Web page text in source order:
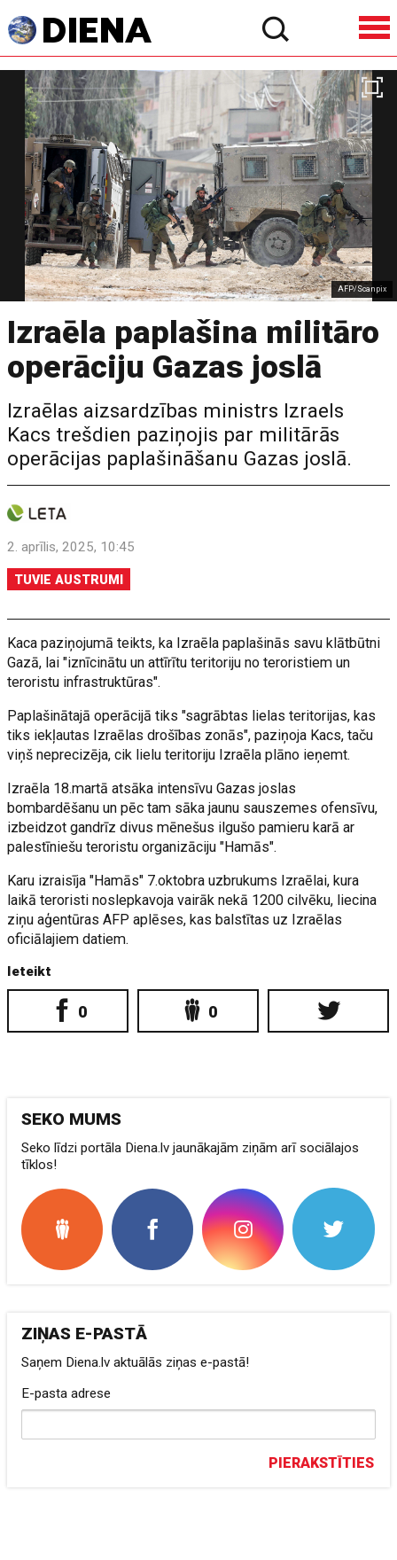
AFP/Scanpix
Izraēla paplašina militāro
operāciju Gazas joslā
Izraēlas aizsardzības ministrs Izraels
Kacs trešdien paziņojis par militārās
operācijas paplašināšanu Gazas joslā.
2. aprīlis, 2025, 10:45
TUVIE AUSTRUMI
Kaca paziņojumā teikts, ka Izraēla paplašinās savu klātbūtni
Gazā, lai "iznīcinātu un attīrītu teritoriju no teroristiem un
teroristu infrastruktūras".
Paplašinātajā operācijā tiks "sagrābtas lielas teritorijas, kas
tiks iekļautas Izraēlas drošības zonās", paziņoja Kacs, taču
viņš neprecizēja, cik lielu teritoriju Izraēla plāno ieņemt.
Izraēla 18.martā atsāka intensīvu Gazas joslas
bombardēšanu un pēc tam sāka jaunu sauszemes ofensīvu,
izbeidzot gandrīz divus mēnešus ilgušo pamieru karā ar
palestīniešu teroristu organizāciju "Hamās".
Karu izraisīja "Hamās" 7.oktobra uzbrukums Izraēlai, kura
laikā teroristi noslepkavoja vairāk nekā 1200 cilvēku, liecina
ziņu aģentūras AFP aplēses, kas balstītas uz Izraēlas
oficiālajiem datiem.
Ieteikt
0 0
SEKO MUMS
Seko līdzi portāla Diena.lv jaunākajām ziņām arī sociālajos
tīklos!
ZIŅAS E-PASTĀ
Saņem Diena.lv aktuālās ziņas e-pastā!
E-pasta adrese
PIERAKSTĪTIES